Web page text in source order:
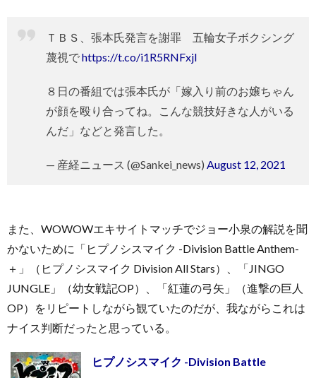
ＴＢＳ、張本氏発言を謝罪 五輪女子ボクシング
蔑視でhttps://t.co/i1R5RNFxjI
８日の番組では張本氏が「嫁入り前のお嬢ちゃん
が顔を殴り合ってね。こんな競技好きな人がいる
んだ」などと発言した。
— 産経ニュース (@Sankei_news) August 12, 2021
また、WOWOWエキサイトマッチでジョー小泉の解説を聞
かないために「ヒプノシスマイク -Division Battle Anthem-
＋」（ヒプノシスマイク Division All Stars）、「JINGO
JUNGLE」（幼女戦記OP）、「紅蓮の弓矢」（進撃の巨人
OP）をリピートしながら観ていたのだが、我ながらこれは
ナイス判断だったと思っている。
ヒプノシスマイク -Division Battle